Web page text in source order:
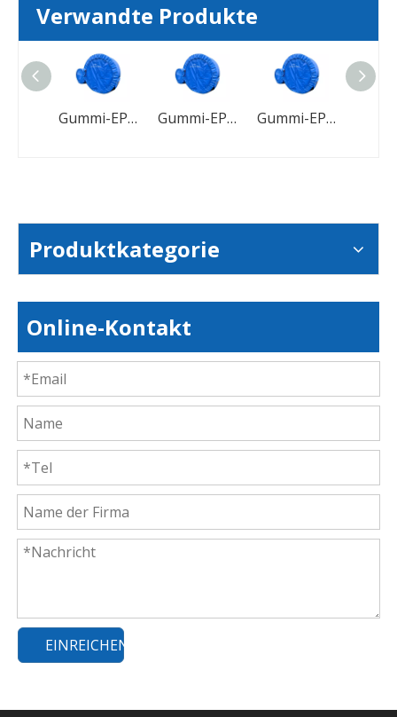
Verwandte Produkte
Gummi-EP Polyester Standardgröße Wärme-resistenter Förderband Gummi-EP Polyester Standardgröße Wärme-resistenter Förderband Gummi-EP Polyester Standardgröße Wärme-resistenter Förderband
Produktkategorie
Online-Kontakt
EINREICHEN